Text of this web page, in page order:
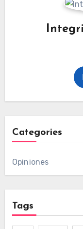
Categories
Opiniones
Tags